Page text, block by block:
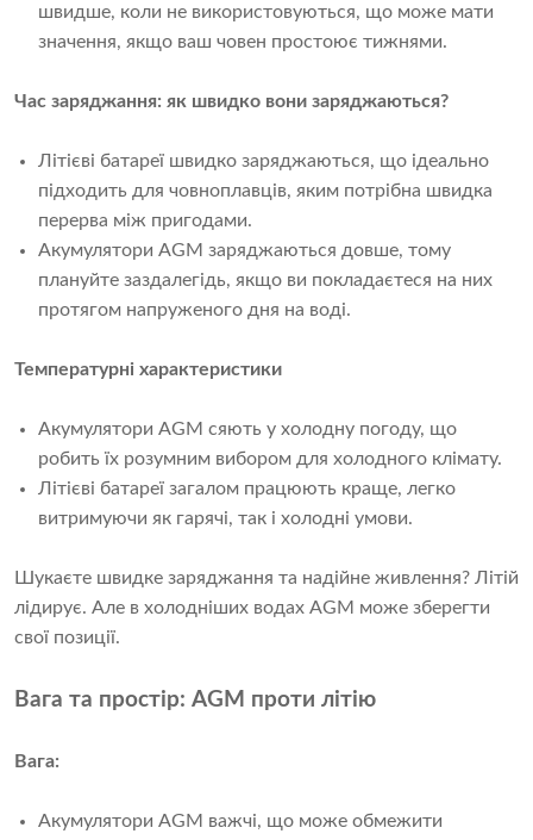
швидше, коли не використовуються, що може мати
значення, якщо ваш човен простоює тижнями.
Час заряджання: як швидко вони заряджаються?
Літієві батареї швидко заряджаються, що ідеально
підходить для човноплавців, яким потрібна швидка
перерва між пригодами.
Акумулятори AGM заряджаються довше, тому
плануйте заздалегідь, якщо ви покладаєтеся на них
протягом напруженого дня на воді.
Температурні характеристики
Акумулятори AGM сяють у холодну погоду, що
робить їх розумним вибором для холодного клімату.
Літієві батареї загалом працюють краще, легко
витримуючи як гарячі, так і холодні умови.
Шукаєте швидке заряджання та надійне живлення? Літій
лідирує. Але в холодніших водах AGM може зберегти
свої позиції.
Вага та простір: AGM проти літію
Вага:
Акумулятори AGM важчі, що може обмежити